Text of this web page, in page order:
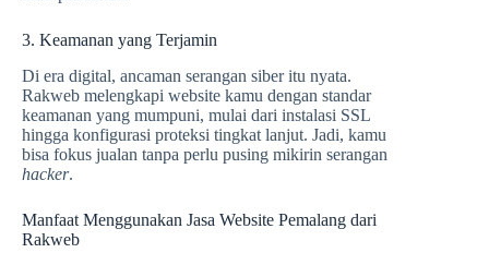
3. Keamanan yang Terjamin
Di era digital, ancaman serangan siber itu nyata.
Rakweb melengkapi website kamu dengan standar
keamanan yang mumpuni, mulai dari instalasi SSL
hingga konfigurasi proteksi tingkat lanjut. Jadi, kamu
bisa fokus jualan tanpa perlu pusing mikirin serangan
hacker.
Manfaat Menggunakan Jasa Website Pemalang dari
Rakweb